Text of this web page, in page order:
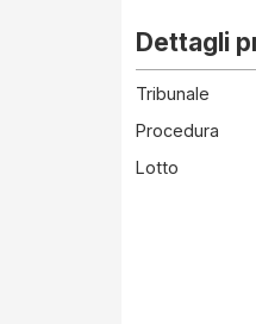
Dettagli
Tribunale
Procedura
Lotto